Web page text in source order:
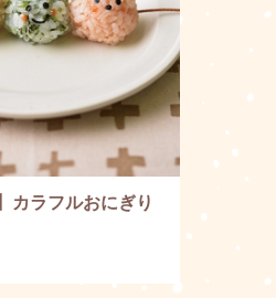
カラフルおにぎり